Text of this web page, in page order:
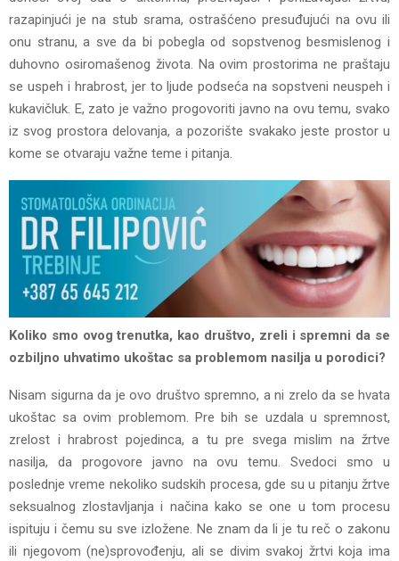
razapinjući je na stub srama, ostrašćeno presuđujući na ovu ili
onu stranu, a sve da bi pobegla od sopstvenog besmislenog i
duhovno osiromašenog života. Na ovim prostorima ne praštaju
se uspeh i hrabrost, jer to ljude podseća na sopstveni neuspeh i
kukavičluk. E, zato je važno progovoriti javno na ovu temu, svako
iz svog prostora delovanja, a pozorište svakako jeste prostor u
kome se otvaraju važne teme i pitanja.
Koliko smo ovog trenutka, kao društvo, zreli i spremni da se
ozbiljno uhvatimo ukoštac sa problemom nasilja u porodici?
Nisam sigurna da je ovo društvo spremno, a ni zrelo da se hvata
ukoštac sa ovim problemom. Pre bih se uzdala u spremnost,
zrelost i hrabrost pojedinca, a tu pre svega mislim na žrtve
nasilja, da progovore javno na ovu temu. Svedoci smo u
poslednje vreme nekoliko sudskih procesa, gde su u pitanju žrtve
seksualnog zlostavljanja i načina kako se one u tom procesu
ispituju i čemu su sve izložene. Ne znam da li je tu reč o zakonu
ili njegovom (ne)sprovođenju, ali se divim svakoj žrtvi koja ima